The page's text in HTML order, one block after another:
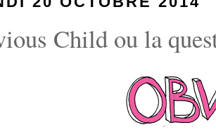
Child ou la